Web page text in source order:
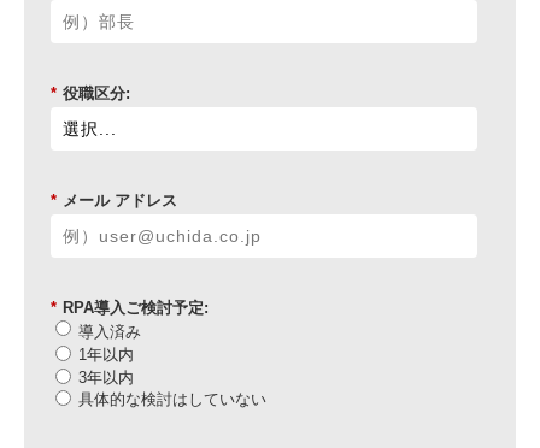
* 役職区分:
* メール アドレス
* RPA導入ご検討予定:
導入済み
1年以内
3年以内
具体的な検討はしていない